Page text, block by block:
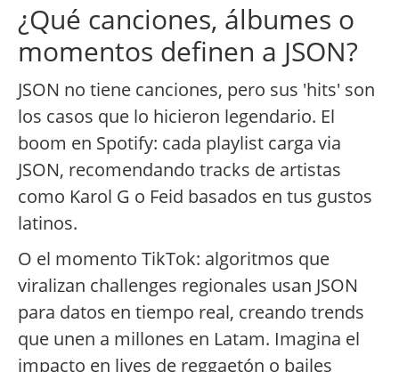
¿Qué canciones, álbumes o
momentos definen a JSON?
JSON no tiene canciones, pero sus 'hits' son
los casos que lo hicieron legendario. El
boom en Spotify: cada playlist carga via
JSON, recomendando tracks de artistas
como Karol G o Feid basados en tus gustos
latinos.
O el momento TikTok: algoritmos que
viralizan challenges regionales usan JSON
para datos en tiempo real, creando trends
que unen a millones en Latam. Imagina el
impacto en lives de reggaetón o bailes